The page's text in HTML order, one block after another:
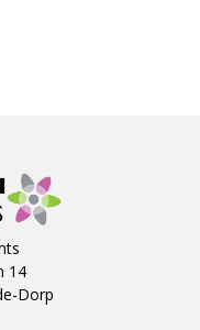
14
Dorp